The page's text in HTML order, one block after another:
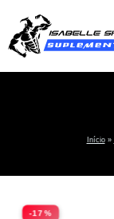
Início»
-17%